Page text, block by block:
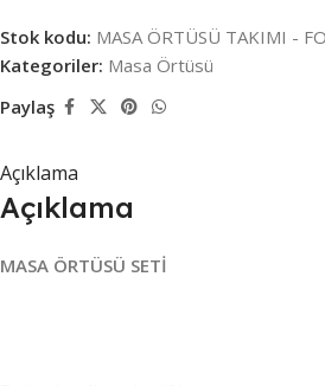
Stok kodu: MASA ÖRTÜSÜ TAKIMI -
Kategoriler: Masa Örtüsü
Paylaş
Açıklama
Açıklama
MASA ÖRTÜSÜ SETİ